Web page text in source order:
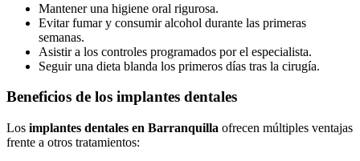
Mantener una higiene oral rigurosa.
Evitar fumar y consumir alcohol durante las primeras
semanas.
Asistir a los controles programados por el especialista.
Seguir una dieta blanda los primeros días tras la cirugía.
Beneficios de los implantes dentales
Los implantes dentales en Barranquilla ofrecen múltiples ventajas
frente a otros tratamientos: